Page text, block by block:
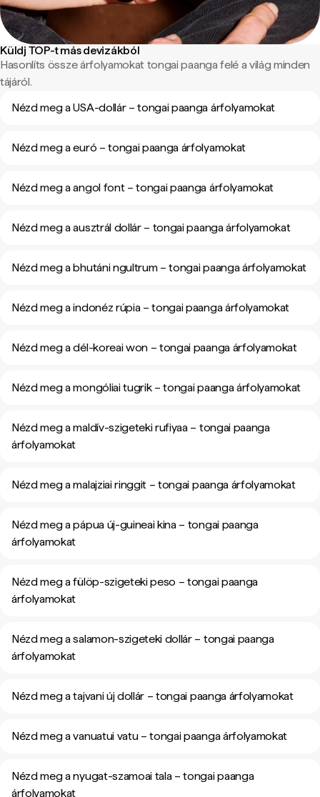
Küldj TOP-t más devizákból
Hasonlíts össze árfolyamokat tongai paanga felé a világ minden
tájáról.
Nézd meg a USA-dollár – tongai paanga árfolyamokat
Nézd meg a euró – tongai paanga árfolyamokat
Nézd meg a angol font – tongai paanga árfolyamokat
Nézd meg a ausztrál dollár – tongai paanga árfolyamokat
Nézd meg a bhutáni ngultrum – tongai paanga árfolyamokat
Nézd meg a indonéz rúpia – tongai paanga árfolyamokat
Nézd meg a dél-koreai won – tongai paanga árfolyamokat
Nézd meg a mongóliai tugrik – tongai paanga árfolyamokat
Nézd meg a maldív-szigeteki rufiyaa – tongai paanga
árfolyamokat
Nézd meg a malajziai ringgit – tongai paanga árfolyamokat
Nézd meg a pápua új-guineai kina – tongai paanga
árfolyamokat
Nézd meg a fülöp-szigeteki peso – tongai paanga
árfolyamokat
Nézd meg a salamon-szigeteki dollár – tongai paanga
árfolyamokat
Nézd meg a tajvani új dollár – tongai paanga árfolyamokat
Nézd meg a vanuatui vatu – tongai paanga árfolyamokat
Nézd meg a nyugat-szamoai tala – tongai paanga
árfolyamokat